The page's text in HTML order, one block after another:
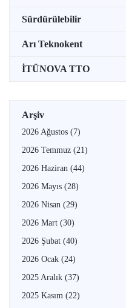
Sürdürülebilir
Arı Teknokent
İTÜNOVA TTO
Arşiv
2026 Ağustos (7)
2026 Temmuz (21)
2026 Haziran (44)
2026 Mayıs (28)
2026 Nisan (29)
2026 Mart (30)
2026 Şubat (40)
2026 Ocak (24)
2025 Aralık (37)
2025 Kasım (22)